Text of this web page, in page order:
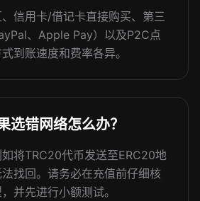
信用卡/借记卡直接购买、第三
、Apple Pay）以及P2C点
到账速度和费率各异。
选错网络怎么办？
将TRC20代币发送至ERC20地
找回。请务必在充值前仔细核
并先进行小额测试。